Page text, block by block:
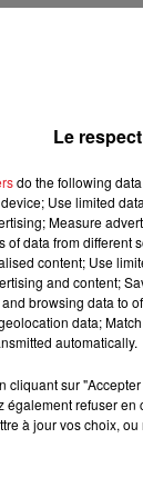
à
avec
cette
état de
a débuté
mesure de
vaut mieux
sur ce
ses
places
une
a le droit de
celui-ci.
chantent
Le
do the following
Use limited
Measure
of data from
content; Use
and content;
browsing data to
data;
automatically.
cliquant sur
également refuser
à jour vos choix,